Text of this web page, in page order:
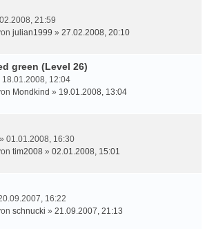
21:59
julian1999 » 27.02.2008, 20:10
green (Level 26)
18.01.2008, 12:04
Mondkind » 19.01.2008, 13:04
» 01.01.2008, 16:30
tim2008 » 02.01.2008, 15:01
16:22
schnucki » 21.09.2007, 21:13